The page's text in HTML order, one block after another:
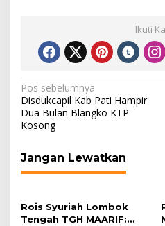
Ikuti
Navigasi
pos
Pos sebelumnya
Disdukcapil Kab Pati Hampir
Dua Bulan Blangko KTP
Kosong
Jangan Lewatkan
Rois Syuriah Lombok
Tengah TGH MAARIF: